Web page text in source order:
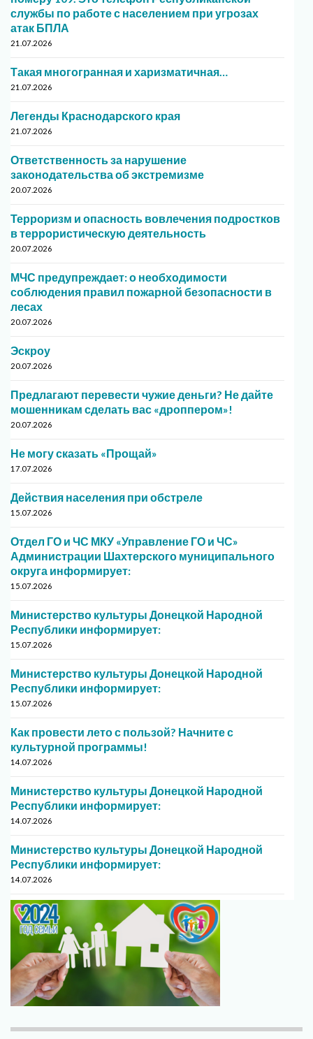
службы по работе с населением при угрозах
атак БПЛА
21.07.2026
Такая многогранная и харизматичная…
21.07.2026
Легенды Краснодарского края
21.07.2026
Ответственность за нарушение
законодательства об экстремизме
20.07.2026
Терроризм и опасность вовлечения подростков
в террористическую деятельность
20.07.2026
МЧС предупреждает: о необходимости
соблюдения правил пожарной безопасности в
лесах
20.07.2026
Эскроу
20.07.2026
Предлагают перевести чужие деньги? Не дайте
мошенникам сделать вас «дроппером»!
20.07.2026
Не могу сказать «Прощай»
17.07.2026
Действия населения при обстреле
15.07.2026
Отдел ГО и ЧС МКУ «Управление ГО и ЧС»
Администрации Шахтерского муниципального
округа информирует:
15.07.2026
Министерство культуры Донецкой Народной
Республики информирует:
15.07.2026
Министерство культуры Донецкой Народной
Республики информирует:
15.07.2026
Как провести лето с пользой? Начните с
культурной программы!
14.07.2026
Министерство культуры Донецкой Народной
Республики информирует:
14.07.2026
Министерство культуры Донецкой Народной
Республики информирует:
14.07.2026